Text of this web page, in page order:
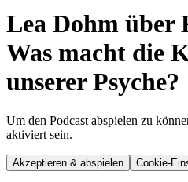
Lea Dohm über
Was macht die
unserer Psyche?
Um den Podcast abspielen zu
aktiviert sein.
Akzeptieren & abspielen Cookie-